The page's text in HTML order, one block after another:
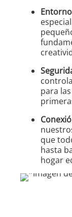
para
que
hasta
hogar